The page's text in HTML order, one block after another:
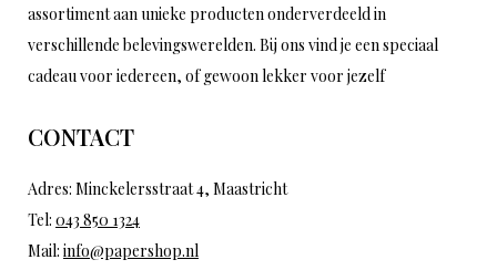
assortiment aan unieke producten onderverdeeld in
verschillende belevingswerelden. Bij ons vind je een speciaal
cadeau voor iedereen, of gewoon lekker voor jezelf
CONTACT
Adres: Minckelersstraat 4, Maastricht
Tel: 043 850 1324
Mail: info@papershop.nl